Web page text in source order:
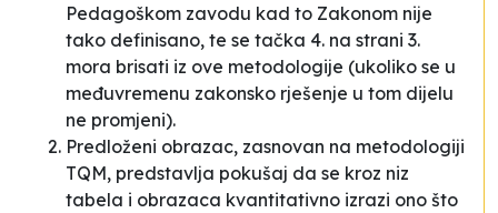
Pedagoškom zavodu kad to Zakonom nije
tako definisano, te se tačka 4. na strani 3.
mora brisati iz ove metodologije (ukoliko se u
međuvremenu zakonsko rješenje u tom dijelu
ne promjeni).
Predloženi obrazac, zasnovan na metodologiji
TQM, predstavlja pokušaj da se kroz niz
tabela i obrazaca kvantitativno izrazi ono što